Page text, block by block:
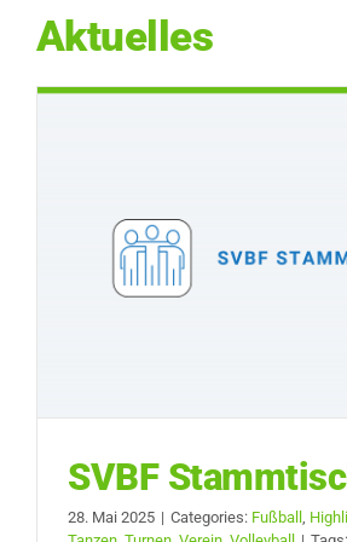
Aktuelles
SVBF
28. Mai 2025 | Categories: Fußball